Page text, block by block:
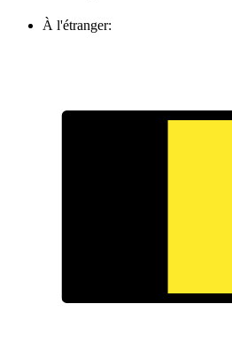
À l'étranger: